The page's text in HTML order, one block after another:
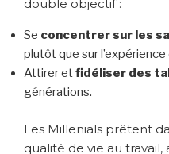
double objectif :
Se concentrer sur les
plutôt que sur
Attirer etfidéliser des
générations.
Les Millenials prêtent
qualité de vie au travail,